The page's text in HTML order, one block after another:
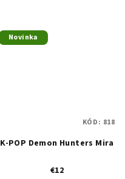
Novinka
K-POP Demon Hunters Mira
€12
KÓD: 818